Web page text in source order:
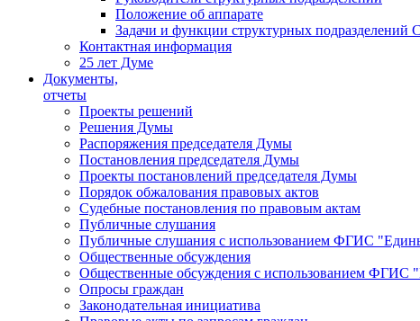
Положение об аппарате
Задачи и функции структурных подразделений
Контактная информация
25 лет Думе
Документы,
отчеты
Проекты решений
Решения Думы
Распоряжения председателя Думы
Постановления председателя Думы
Проекты постановлений председателя Думы
Порядок обжалования правовых актов
Судебные постановления по правовым актам
Публичные слушания
Публичные слушания с использованием ФГИС
Общественные обсуждения
Общественные обсуждения с использованием ФГИС
Опросы граждан
Законодательная инициатива